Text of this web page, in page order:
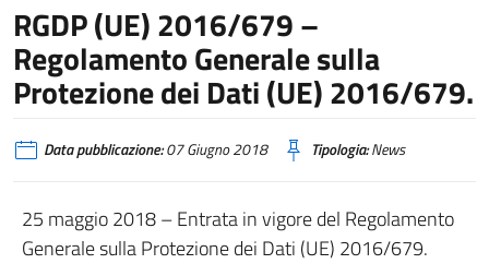
RGDP (UE) 2016/679 –
Regolamento Generale sulla
Protezione dei Dati (UE) 2016/679.
Data pubblicazione:07 Giugno 2018 Tipologia:News
25 maggio 2018 – Entrata in vigore del Regolamento
Generale sulla Protezione dei Dati (UE) 2016/679.